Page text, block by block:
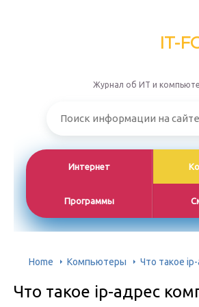
IT-
Журнал об ИТ и
Интернет
Программы
Home Компьютеры Что такое
Что такое ip-адрес